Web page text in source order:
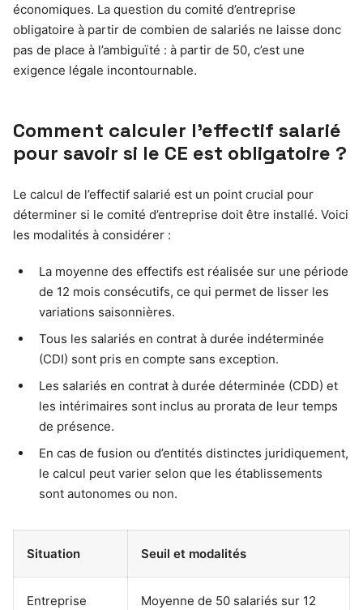
économiques. La question du comité d’entreprise
obligatoire à partir de combien de salariés ne laisse donc
pas de place à l’ambiguïté : à partir de 50, c’est une
exigence légale incontournable.
Comment calculer l’effectif salarié
pour savoir si le CE est obligatoire ?
Le calcul de l’effectif salarié est un point crucial pour
déterminer si le comité d’entreprise doit être installé. Voici
les modalités à considérer :
La moyenne des effectifs est réalisée sur une période
de 12 mois consécutifs, ce qui permet de lisser les
variations saisonnières.
Tous les salariés en contrat à durée indéterminée
(CDI) sont pris en compte sans exception.
Les salariés en contrat à durée déterminée (CDD) et
les intérimaires sont inclus au prorata de leur temps
de présence.
En cas de fusion ou d’entités distinctes juridiquement,
le calcul peut varier selon que les établissements
sont autonomes ou non.
Situation Seuil et modalités
Entreprise
Moyenne de 50 salariés sur 12